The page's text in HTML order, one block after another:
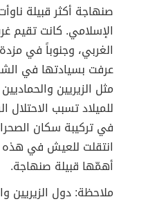
صنهاجة أكثر قبيلة
الإسلامي. كانت تقيم
الغربي، وجنوباً في
عرفت بسيادتها في
مثل الزيريين
للميلاد تسبب
في تركيبة سكان الصحراء
انتقلت للعيش في هذه
أهمّها قبيلة صنهاجة.
ملاحظة: دول الزيريين